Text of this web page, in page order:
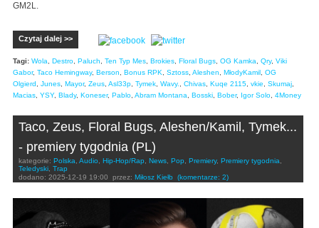
GM2L.
Czytaj dalej >>
Tagi: Wola, Destro, Paluch, Ten Typ Mes, Brokies, Floral Bugs, OG Kamka, Qry, Viki
Gabor, Taco Hemingway, Berson, Bonus RPK, Sztoss, Aleshen, MłodyKamil, OG
Olgierd, Junes, Mayor, Zeus, Asl33p, Tymek, Wavy., Chivas, Kuqe 2115, vkie, Skumaj,
Macias, YSY, Blady, Koneser, Pablo, Abram Montana, Bosski, Bober, Igor Solo, 4Money
Taco, Zeus, Floral Bugs, Aleshen/Kamil, Tymek...
- premiery tygodnia (PL)
kategorie: Polska, Audio, Hip-Hop/Rap, News, Pop, Premiery, Premiery tygodnia,
Teledyski, Trap
dodano: 2025-12-19 19:00 przez: Miłosz Kiełb (komentarze: 2)